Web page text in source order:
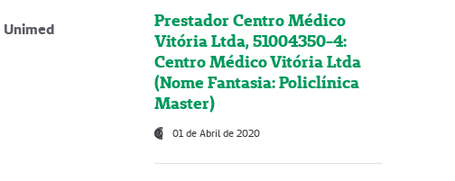
Unimed
Prestador Centro Médico
Vitória Ltda, 51004350-4:
Centro Médico Vitória Ltda
(Nome Fantasia: Policlínica
Master)
01 de Abril de 2020